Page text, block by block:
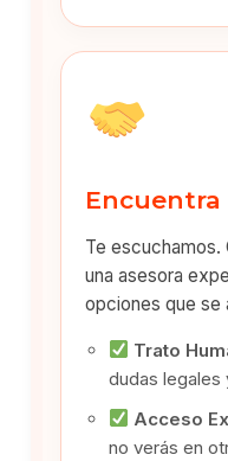
Te escuchamos.
una asesora
opciones que se
Trato
dudas legales
Acceso
no verás en